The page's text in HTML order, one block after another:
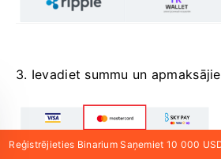
3. Ievadiet summu un
Reģistrējieties Binarium Saņemiet 10 000